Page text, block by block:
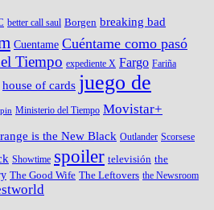
better call saul Borgen breaking bad
Cuentame Cuéntame como pasó
Tiempo expediente X Fargo Fariña
house of cards juego de
Ministerio del Tiempo Movistar+
is the New Black Outlander Scorsese
Showtime spoiler televisión the
The Good Wife The Leftovers the Newsroom